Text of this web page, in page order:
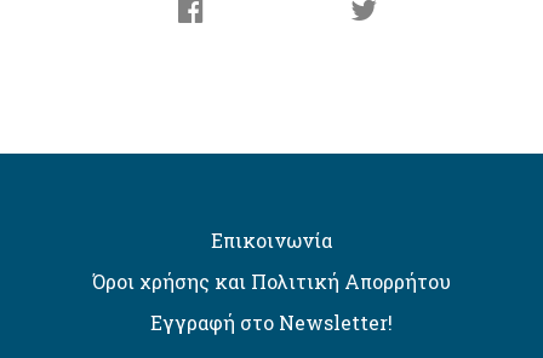
Επικοινωνία
Όροι χρήσης και Πολιτική Απορρήτου
Εγγραφή στο Newsletter!